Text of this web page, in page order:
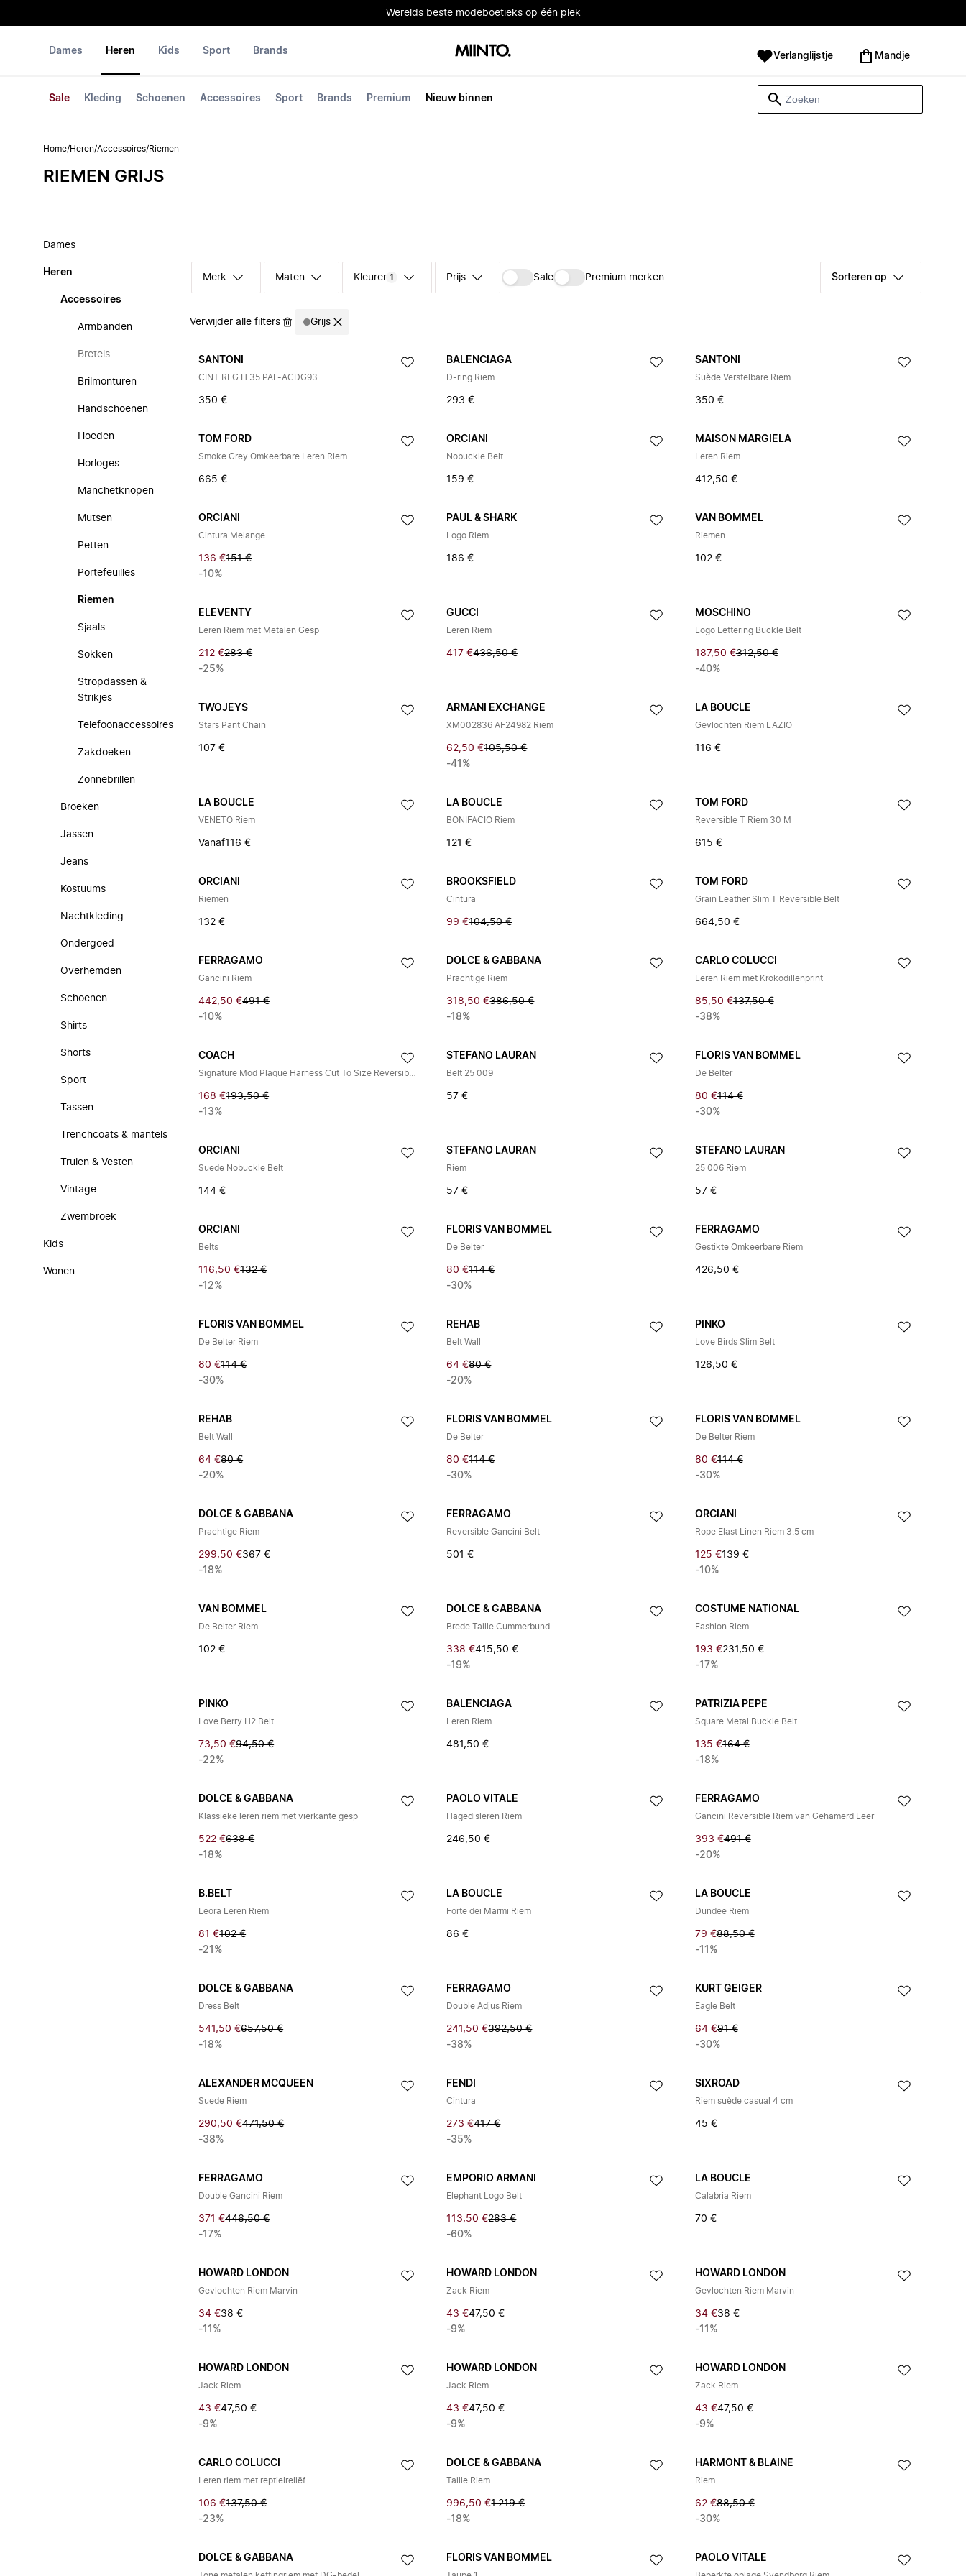
Werelds beste modeboetieks op één plek
Dames Heren
Sale Kleding Schoenen Accessoires Sport Brands Premium Nieuw binnen
Kids Sport Brands Verlanglijstje Mandje
Home/Heren/Accessoires/Riemen
RIEMEN GRIJS
Dames
Heren
Accessoires
Armbanden
Bretels
Brilmonturen
Handschoenen
Hoeden
Horloges
Manchetknopen
Mutsen
Petten
Portefeuilles
Riemen
Sjaals
Sokken
Stropdassen &
Strikjes
Telefoonaccessoires
Zakdoeken
Zonnebrillen
Broeken
Jassen
Jeans
Kostuums
Nachtkleding
Ondergoed
Overhemden
Schoenen
Shirts
Shorts
Sport
Tassen
Trenchcoats & mantels
Truien & Vesten
Vintage
Zwembroek
Kids
Wonen
Merk Maten Kleuren 1 Prijs Sale Premium merken Sorteren op
Verwijder alle filters Grijs
SANTONI
CINT REG H 35 PAL-ACDG93
350 €
BALENCIAGA
D-ring Riem
293 €
SANTONI
Suède Verstelbare Riem
350 €
TOM FORD
Smoke Grey Omkeerbare Leren Riem
665 €
ORCIANI
Nobuckle Belt
159 €
MAISON MARGIELA
Leren Riem
412,50 €
ORCIANI
Cintura Melange
136 €151 €
-10%
PAUL & SHARK
Logo Riem
186 €
VAN BOMMEL
Riemen
102 €
ELEVENTY
Leren Riem met Metalen Gesp
212 €283 €
-25%
GUCCI
Leren Riem
417 €436,50 €
MOSCHINO
Logo Lettering Buckle Belt
187,50 €312,50 €
-40%
TWOJEYS
Stars Pant Chain
107 €
ARMANI EXCHANGE
XM002836 AF24982 Riem
62,50 €105,50 €
-41%
LA BOUCLE
Gevlochten Riem LAZIO
116 €
LA BOUCLE
VENETO Riem
Vanaf116 €
LA BOUCLE
BONIFACIO Riem
121 €
TOM FORD
Reversible T Riem 30 M
615 €
ORCIANI
Riemen
132 €
BROOKSFIELD
Cintura
99 €104,50 €
TOM FORD
Grain Leather Slim T Reversible Belt
664,50 €
FERRAGAMO
Gancini Riem
442,50 €491 €
-10%
DOLCE & GABBANA
Prachtige Riem
318,50 €386,50 €
-18%
CARLO COLUCCI
Leren Riem met Krokodillenprint
85,50 €137,50 €
-38%
COACH
Signature Mod Plaque Harness Cut To Size Reversible Belt
168 €193,50 €
-13%
STEFANO LAURAN
Belt 25 009
57 €
FLORIS VAN BOMMEL
De Belter
80 €114 €
-30%
ORCIANI
Suede Nobuckle Belt
144 €
STEFANO LAURAN
Riem
57 €
STEFANO LAURAN
25 006 Riem
57 €
ORCIANI
Belts
116,50 €132 €
-12%
FLORIS VAN BOMMEL
De Belter
80 €114 €
-30%
FERRAGAMO
Gestikte Omkeerbare Riem
426,50 €
FLORIS VAN BOMMEL
De Belter Riem
80 €114 €
-30%
REHAB
Belt Wall
64 €80 €
-20%
PINKO
Love Birds Slim Belt
126,50 €
REHAB
Belt Wall
64 €80 €
-20%
FLORIS VAN BOMMEL
De Belter
80 €114 €
-30%
FLORIS VAN BOMMEL
De Belter Riem
80 €114 €
-30%
DOLCE & GABBANA
Prachtige Riem
299,50 €367 €
-18%
FERRAGAMO
Reversible Gancini Belt
501 €
ORCIANI
Rope Elast Linen Riem 3.5 cm
125 €139 €
-10%
VAN BOMMEL
De Belter Riem
102 €
DOLCE & GABBANA
Brede Taille Cummerbund
338 €415,50 €
-19%
COSTUME NATIONAL
Fashion Riem
193 €231,50 €
-17%
PINKO
Love Berry H2 Belt
73,50 €94,50 €
-22%
BALENCIAGA
Leren Riem
481,50 €
PATRIZIA PEPE
Square Metal Buckle Belt
135 €164 €
-18%
DOLCE & GABBANA
Klassieke leren riem met vierkante gesp
522 €638 €
-18%
PAOLO VITALE
Hagedisleren Riem
246,50 €
FERRAGAMO
Gancini Reversible Riem van Gehamerd Leer
393 €491 €
-20%
B.BELT
Leora Leren Riem
81 €102 €
-21%
LA BOUCLE
Forte dei Marmi Riem
86 €
LA BOUCLE
Dundee Riem
79 €88,50 €
-11%
DOLCE & GABBANA
Dress Belt
541,50 €657,50 €
-18%
FERRAGAMO
Double Adjus Riem
241,50 €392,50 €
-38%
KURT GEIGER
Eagle Belt
64 €91 €
-30%
ALEXANDER MCQUEEN
Suede Riem
290,50 €471,50 €
-38%
FENDI
Cintura
273 €417 €
-35%
SIXROAD
Riem suède casual 4 cm
45 €
FERRAGAMO
Double Gancini Riem
371 €446,50 €
-17%
EMPORIO ARMANI
Elephant Logo Belt
113,50 €283 €
-60%
LA BOUCLE
Calabria Riem
70 €
HOWARD LONDON
Gevlochten Riem Marvin
34 €38 €
-11%
HOWARD LONDON
Zack Riem
43 €47,50 €
-9%
HOWARD LONDON
Gevlochten Riem Marvin
34 €38 €
-11%
HOWARD LONDON
Jack Riem
43 €47,50 €
-9%
HOWARD LONDON
Jack Riem
43 €47,50 €
-9%
HOWARD LONDON
Zack Riem
43 €47,50 €
-9%
CARLO COLUCCI
Leren riem met reptielreliëf
106 €137,50 €
-23%
DOLCE & GABBANA
Taille Riem
996,50 €1.219 €
-18%
HARMONT & BLAINE
Riem
62 €88,50 €
-30%
DOLCE & GABBANA FLORIS VAN BOMMEL PAOLO VITALE